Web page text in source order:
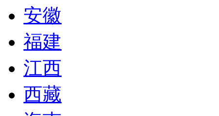
安徽
福建
江西
西藏